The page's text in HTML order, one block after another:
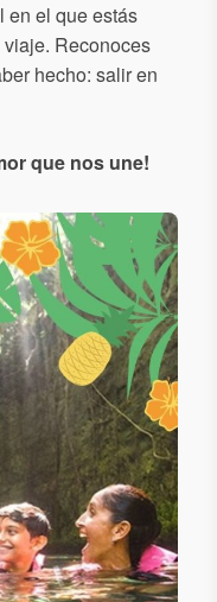
en el que estás
Reconoces
hecho: salir en
que nos une!